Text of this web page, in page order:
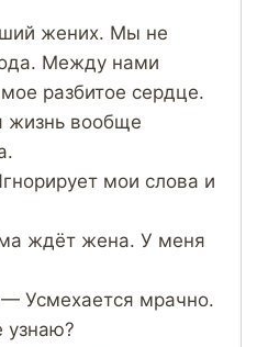
жених. Мы не
Между нами
разбитое сердце.
жизнь вообще
мои слова и
ждёт жена. У меня
Усмехается мрачно.